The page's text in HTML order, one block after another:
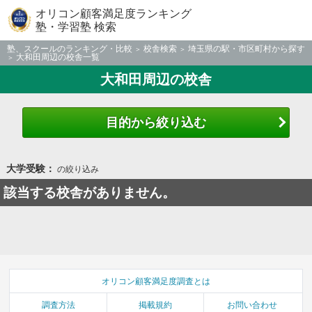
オリコン顧客満足度ランキング
塾・学習塾 検索
塾、スクールのランキング・比較 校舎検索
埼玉県の駅・市区町村から探す
大和田周辺の校舎一覧
大和田周辺の校舎
目的から絞り込む
大学受験： の絞り込み
該当する校舎がありません。
オリコン顧客満足度調査とは
調査方法 掲載規約 お問い合わせ